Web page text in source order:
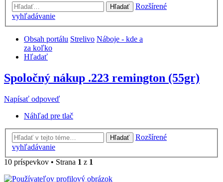
Hľadať
Rozšírené
vyhľadávanie
Obsah portálu Strelivo Náboje - kde a
za koľko
Hľadať
Spoločný nákup .223 remington (55gr)
Napísať odpoveď
Náhľad pre tlač
Hľadať
Rozšírené
vyhľadávanie
10 príspevkov • Strana 1 z 1